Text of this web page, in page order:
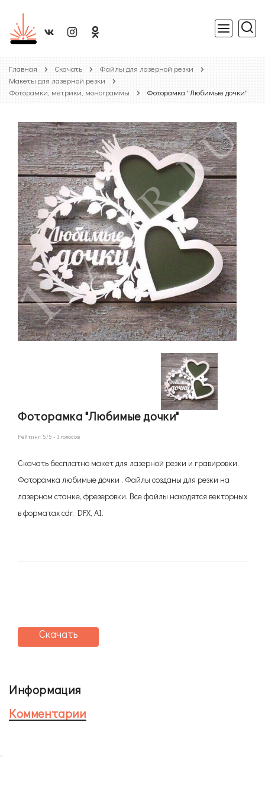
Главная Скачать
Файлы для лазерной резки
Макеты для лазерной резки
Фоторамки, метрики, монограммы
Фоторамка "Любимые дочки"
Фоторамка "Любимые дочки"
Рейтинг: 5/5 - 3 голосов
Скачать бесплатно макет для лазерной резки и гравировки.
Фоторамка любимые дочки . Файлы созданы для резки на
лазерном станке, фрезеровки. Все файлы находятся векторных
в форматах cdr, DFX, AI.
Скачать
Информация
Комментарии
-